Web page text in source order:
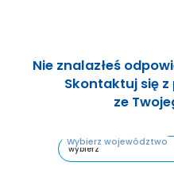
Nie znalazłeś
Skontaktuj się
ze
Wybierz województwo